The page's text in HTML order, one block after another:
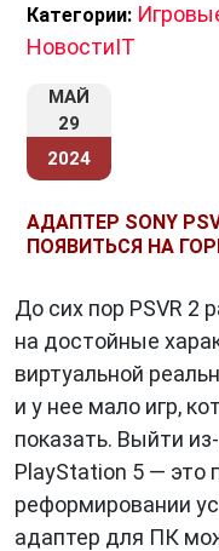
Категории:
НовостиIT
МАЙ
29
2024
АДАПТЕР SONY
ПОЯВИТЬСЯ НА
До сих пор PSVR 2
на достойные
виртуальной
и у нее мало игр,
показать. Выйти
PlayStation 5 — это
реформировании
адаптер для ПК